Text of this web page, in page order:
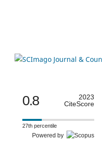
0.8
2023
CiteScore
27th percentile
Powered by